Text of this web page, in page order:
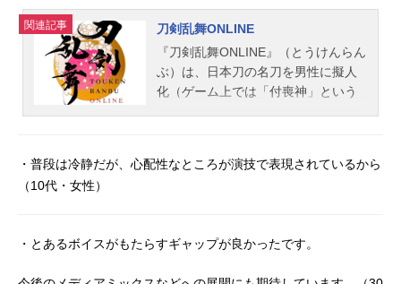
関連記事
刀剣乱舞ONLINE
『刀剣乱舞ONLINE』（とうけんらん
ぶ）は、日本刀の名刀を男性に擬人
化（ゲーム上では「付喪神」という
ュレーションゲーム。こちらでは、
・普段は冷静だが、心配性なところが演技で表現されているから
（10代・女性）
・とあるボイスがもたらすギャップが良かったです。